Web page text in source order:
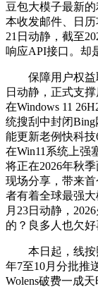
豆包大模子最新
本收发邮件、日
21日动静，截至
响应API接口。却
保障用户权益
日动静，正式支
在Windows 11
统搜刮中封闭
能更新老例快科
在Win11系统上强
将正在2026年秋
现场分享，带来
者有着全球最强
月23日动静，
的？良多人也欠
本日起，线按照
年7至10月分批推
Wolens破费一成